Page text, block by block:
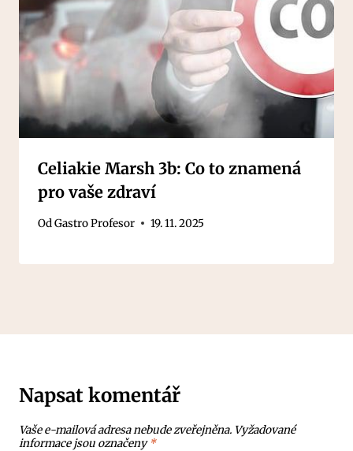
Celiakie Marsh 3b: Co to znamená
pro vaše zdraví
OdGastro Profesor 19. 11. 2025
Napsat komentář
Vaše e-mailová adresa nebude zveřejněna. Vyžadované
informace jsou označeny*